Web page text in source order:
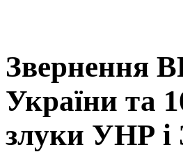
Звернення
України та
злуки УНР